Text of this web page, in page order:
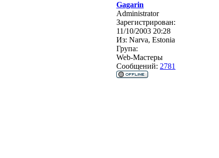
Gagarin
Administrator
Зарегистрирован:
11/10/2003 20:28
Из: Narva, Estonia
Група:
Web-Мастеры
Сообщений: 2781